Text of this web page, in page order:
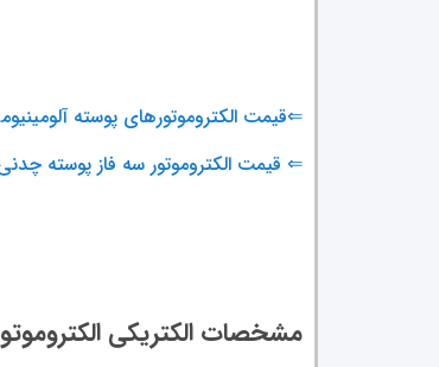
⇐قیمت الکتروموتورهای پوسته
⇐ قیمت الکتروموتور سه فاز پوسته
مشخصات الکتریکی الکتروموتور 3 کیلووات 3000 دور الکتروژن و نکات